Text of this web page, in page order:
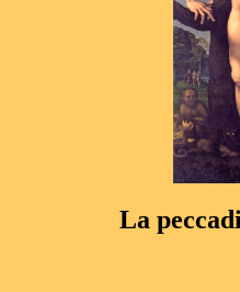
La